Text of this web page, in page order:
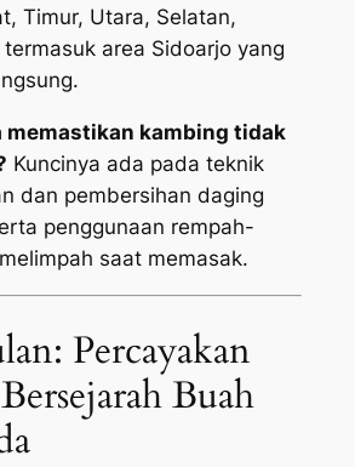
Timur, Utara, Selatan,
area Sidoarjo yang
memastikan kambing tidak
Kuncinya ada pada teknik
dan pembersihan daging
penggunaan rempah-
saat memasak.
Percayakan
Buah